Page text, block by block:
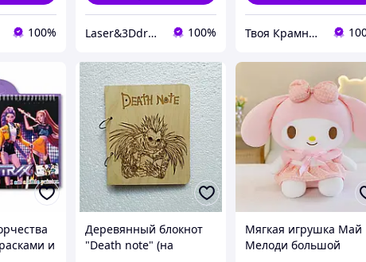
100% Laser&3Ddruk Group 100% Твоя Крамниця
и
Деревянный блокнот
"Death note" (на
Мягкая игрушка Май
Мелоди большой